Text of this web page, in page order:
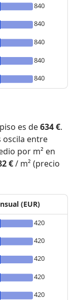
840
840
840
840
840
es de634 €.
oscila entre
por m² en
€/ m² (precio
(EUR)
420
420
420
420
420